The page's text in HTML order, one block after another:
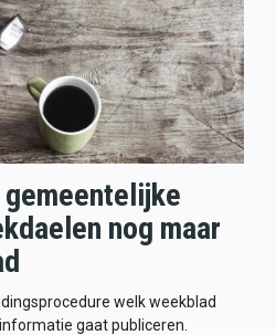
nog maar
welk weekblad
gaat publiceren.